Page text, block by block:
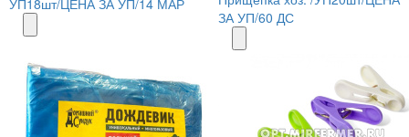
ЗА УП/60 ДС